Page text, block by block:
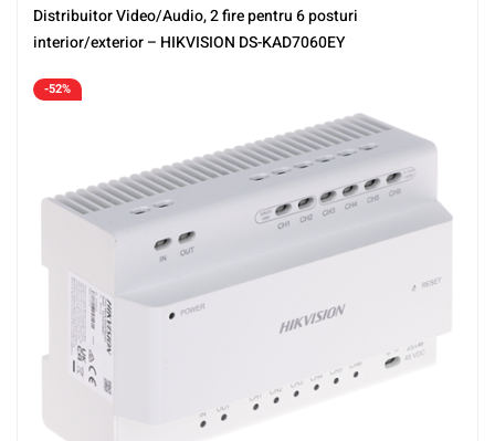
Distribuitor Video/Audio, 2 fire pentru 6 posturi
interior/exterior – HIKVISION DS-KAD7060EY
-52%